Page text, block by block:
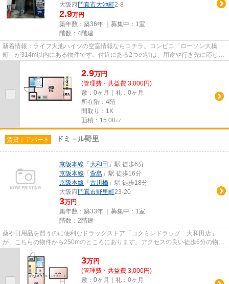
大阪府門真市大池町2-8
2.9万円
築年数：築36年 ｜募集中： 1室
階数：4階建
新着情報：ライフ大池ハイツの空室情報ならコチラ。コンビニ「ローソン大橋
町」が314m以内にある物件です。付近にある2つの駅は、用途や行き先に応じて
2.9万円
(管理費・共益費 3,000円)
敷：0ヶ月｜礼：0ヶ月
所在階：4階
間取り：1K
面積：15.00㎡
賃貸｜アパート ドミ－ル野里
京阪本線 「 大和田 」駅 徒歩6分
京阪本線 「 萱島 」駅 徒歩16分
京阪本線 「 古川橋 」駅 徒歩18分
大阪府門真市野里町23-20
3万円
築年数：築33年 ｜募集中： 1室
階数：2階建
薬や日用品を買うのに便利なドラッグストア「コクミンドラッグ 大和田店」
が、こちらの物件から250mのところにあります。アクセスの良い徒歩6分の物件
です。こちらの物件はアパートで...
3万円
(管理費・共益費 3,000円)
敷：0ヶ月｜礼：0ヶ月